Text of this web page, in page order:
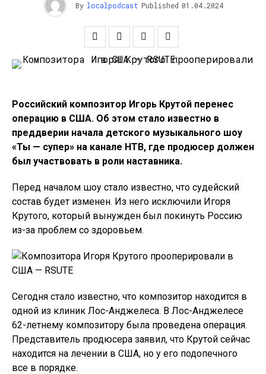
By localpodcast Published 01.04.2024
Российский композитор Игорь Крутой перенес
операцию в США. Об этом стало известно в
преддверии начала детского музыкального шоу
«Ты — супер» на канале НТВ, где продюсер должен
был участвовать в роли наставника.
Перед началом шоу стало известно, что судейский
состав будет изменен. Из него исключили Игоря
Крутого, который вынужден был покинуть Россию
из-за проблем со здоровьем.
Сегодня стало известно, что композитор находится в
одной из клиник Лос-Анджелеса. В Лос-Анджелесе
62-летнему композитору была проведена операция.
Представитель продюсера заявил, что Крутой сейчас
находится на лечении в США, но у его подопечного
все в порядке.